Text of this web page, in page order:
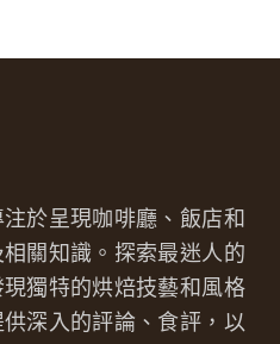
於呈現咖啡廳、飯店和
關知識。探索最迷人的
獨特的烘焙技藝和風格
深入的評論、食評，以